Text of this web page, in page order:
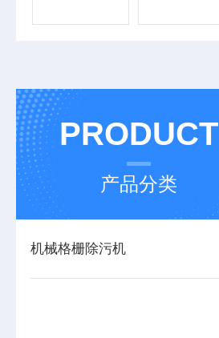
PRODUCT
产品分类
机械格栅除污机